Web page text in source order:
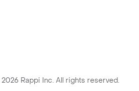
2026 Rappi Inc. All rights reserved.